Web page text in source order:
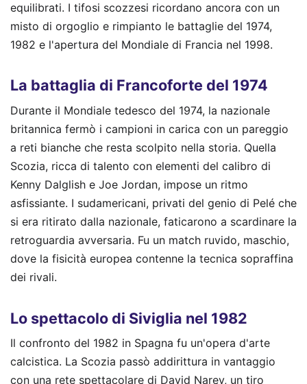
equilibrati. I tifosi scozzesi ricordano ancora con un
misto di orgoglio e rimpianto le battaglie del 1974,
1982 e l'apertura del Mondiale di Francia nel 1998.
La battaglia di Francoforte del 1974
Durante il Mondiale tedesco del 1974, la nazionale
britannica fermò i campioni in carica con un pareggio
a reti bianche che resta scolpito nella storia. Quella
Scozia, ricca di talento con elementi del calibro di
Kenny Dalglish e Joe Jordan, impose un ritmo
asfissiante. I sudamericani, privati del genio di Pelé che
si era ritirato dalla nazionale, faticarono a scardinare la
retroguardia avversaria. Fu un match ruvido, maschio,
dove la fisicità europea contenne la tecnica sopraffina
dei rivali.
Lo spettacolo di Siviglia nel 1982
Il confronto del 1982 in Spagna fu un'opera d'arte
calcistica. La Scozia passò addirittura in vantaggio
con una rete spettacolare di David Narey, un tiro